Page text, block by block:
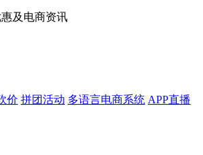
及电商资讯
价 拼团活动 多语言电商系统 APP直播